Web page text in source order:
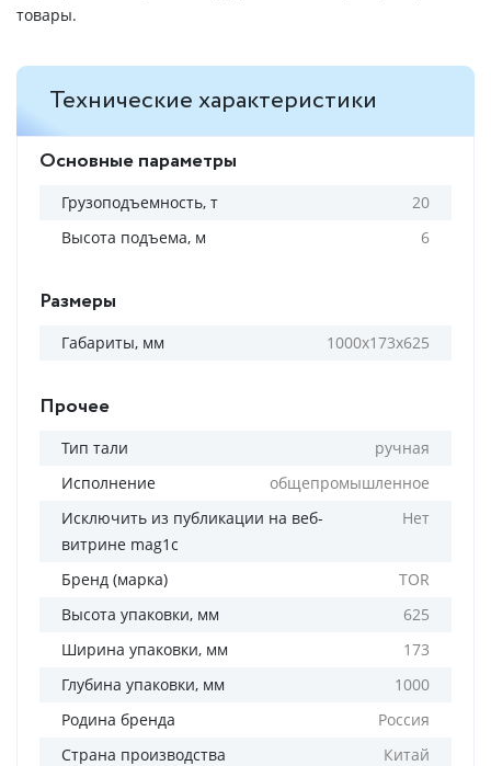
товары.
Технические характеристики
Основные параметры
Грузоподъемность, т
20
Высота подъема, м
6
Размеры
Габариты, мм 1000х173х625
Прочее
Тип тали
ручная
Исполнение
общепромышленное
Исключить из публикации на веб-
витрине mag1c
Нет
Бренд (марка)
TOR
Высота упаковки, мм
625
Ширина упаковки, мм
173
Глубина упаковки, мм
1000
Родина бренда
Россия
Страна производства
Китай